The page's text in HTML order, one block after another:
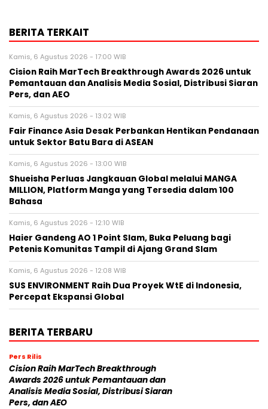
BERITA TERKAIT
Kamis, 6 Agustus 2026 - 17:00 WIB
Cision Raih MarTech Breakthrough Awards 2026 untuk
Pemantauan dan Analisis Media Sosial, Distribusi Siaran
Pers, dan AEO
Kamis, 6 Agustus 2026 - 13:02 WIB
Fair Finance Asia Desak Perbankan Hentikan Pendanaan
untuk Sektor Batu Bara di ASEAN
Kamis, 6 Agustus 2026 - 13:00 WIB
Shueisha Perluas Jangkauan Global melalui MANGA
MILLION, Platform Manga yang Tersedia dalam 100
Bahasa
Kamis, 6 Agustus 2026 - 12:10 WIB
Haier Gandeng AO 1 Point Slam, Buka Peluang bagi
Petenis Komunitas Tampil di Ajang Grand Slam
Kamis, 6 Agustus 2026 - 12:08 WIB
SUS ENVIRONMENT Raih Dua Proyek WtE di Indonesia,
Percepat Ekspansi Global
BERITA TERBARU
Pers Rilis
Cision Raih MarTech Breakthrough
Awards 2026 untuk Pemantauan dan
Analisis Media Sosial, Distribusi Siaran
Pers, dan AEO